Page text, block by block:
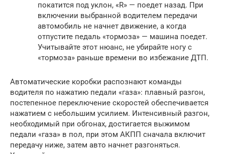
покатится под уклон, «R» — поедет назад. При
включении выбранной водителем передачи
автомобиль не начнет движение, а когда
отпустите педаль «тормоза» — машина поедет.
Учитывайте этот нюанс, не убирайте ногу с
«тормоза» раньше времени во избежание ДТП.
Автоматические коробки распознают команды
водителя по нажатию педали «газа»: плавный разгон,
постепенное переключение скоростей обеспечивается
нажатием с небольшим усилием. Интенсивный разгон,
необходимый при обгонах, достигается выжимом
педали «газа» в пол, при этом АКПП сначала включит
передачу ниже, затем авто начнет разгоняться.